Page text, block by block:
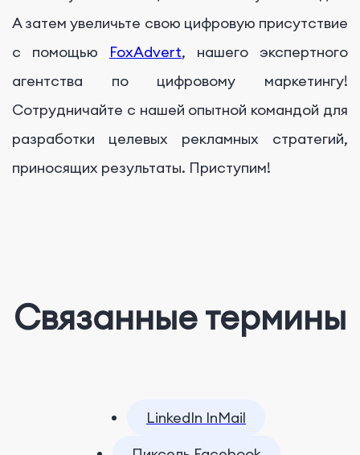
А затем увеличьте свою цифровую присутствие
с помощью FoxAdvert, нашего экспертного
агентства по цифровому маркетингу!
Сотрудничайте с нашей опытной командой для
разработки целевых рекламных стратегий,
приносящих результаты. Приступим!
Связанные термины
LinkedIn InMail